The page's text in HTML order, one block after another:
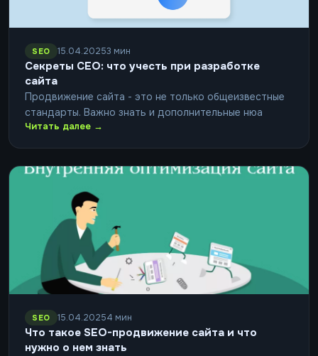
SEO 15.04.20253 мин
Секреты СЕО: что учесть при разработке
сайта
Продвижение сайта - это не только общеизвестные
стандарты. Важно знать и дополнительные нюа
Читать далее →
SEO 15.04.20254 мин
Что такое SEO-продвижение сайта и что
нужно о нем знать